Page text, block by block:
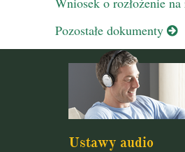
Pozostałe dokumenty
Ustawy audio